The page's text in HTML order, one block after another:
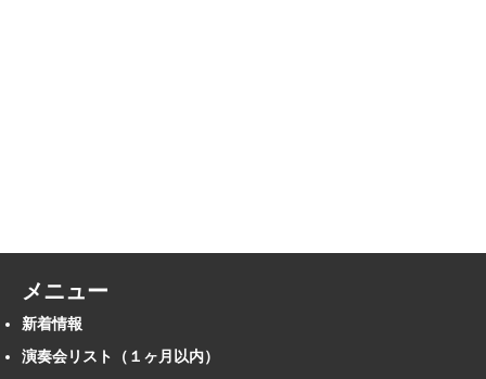
メニュー
新着情報
演奏会リスト（１ヶ月以内）